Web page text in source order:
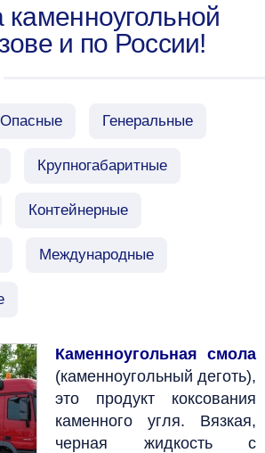
каменноугольной
и по России!
Опасные Генеральные
Крупногабаритные
Контейнерные
Международные
Каменноугольная смола
(каменноугольный деготь),
это продукт коксования
каменного угля. Вязкая,
черная жидкость с